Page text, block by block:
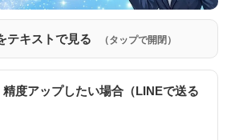
テキストで見る （タップで開閉）
精度アップしたい場合（LINEで送る